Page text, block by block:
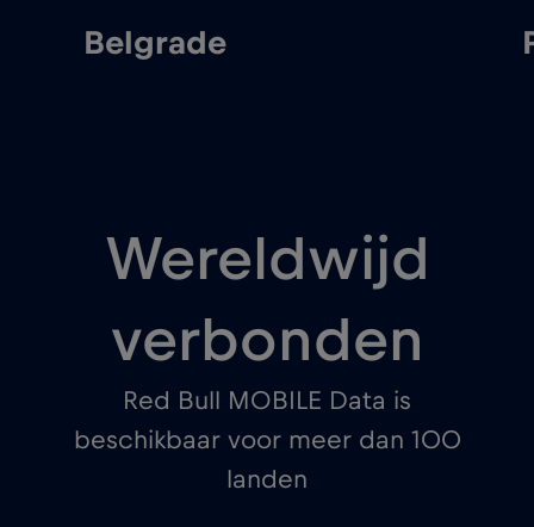
Pančevo
Wereldwijd
verbonden
Red Bull MOBILE Data is
beschikbaar voor meer dan 100
landen